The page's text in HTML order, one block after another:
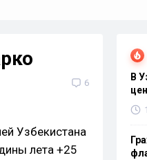
6
Узбекистана
лета +25
В